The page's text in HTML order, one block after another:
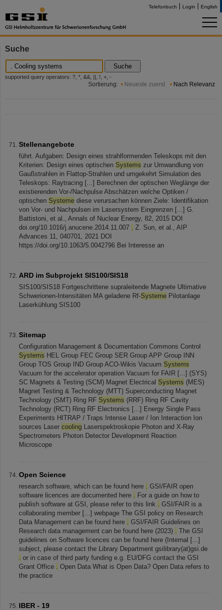
Telefonbuch Login English
Suche
Suche
supported query operators: ?, *, &&, ||, !, +, -
Sortierung: Neueste zuerst Nach Relevanz
Stellenangebote
führt. Aufgaben: Design eines strahlformenden Teleskops mit den
Kriterien: Design eines optischen Systems zur Umwandlung von
Gaußstrahlen in Flattop-Strahlen und umgekehrt Simulation des
Teleskops: Raytracing [...] Berechnen der optischen Weglänge der
existierenden Vor-/Nachpulse Abschätzen welche Optiken /
optischen Systeme diese verursachen können Ziele: Identifikation
von Vor- und Nachpulsen im Lasersystem Eingrenzen [...] G.
Battistoni, et al., Annals of Nuclear Energy, 82, 2015 DOI
doi.org/10.1016/j.anucene.2014.11.007 . Z. Sun, et al., AIP
Advances 11, 040701, 2021 DOI
https://doi.org/10.1063/5.0042796 Bei Interesse an
ARD im Subprojekt SIS100/SIS18
SIS100/SIS18 Fortgeschrittene supraleitende Magnete Ultimative
Schwerionen-Intensitäten MA geladene Rf-Systeme Pilotanlage
Laserkühlung SIS100
Sitemap
Configuration Management & Documentation Commons Control
Systems HEL Group FEC Group SER Group APP Group INN
Group TOS Group IND Group ACO-Wikis Vacuum Systems
Vacuum for the accelerator operation Vacuum for FAIR [...] (SYS)
SC Magnets & Testing (SCM) Magnet Electrical Systems (MES)
Magnet Testing & Technology (MTT) Superconducting Magnet
Technology (SMT) Ring RF Systems (RRF) Ring RF Cavity
Technology (RCT) Ring RF Electronics [...] Energy Single Pass
Experiments HITRAP / Traps Intense Laser / Ion Interaction Ion
sources Laser cooling Laserspektroskopie Photon and X-Ray
Spectrometers Photon Detector Development Reaction
Microscope
Open Science
research software, which can be found here . GSI/FAIR open
software licences are documented here . For a guide on how to
publish software at GSI, please refer to this link . GSI/FAIR is a
collaborating member [...] webpage The GSI policy on Research
Data Management can be found here . GSI/FAIR Guidelines on
Research data management can be found here (2023) . The GSI
guidelines on Software licences can be found here (Internal [...]
subject, please contact the Library Department gsilibrary(at)gsi.de
. or in case of third party funding e.g. EU/DFG contact the GSI
Grant Office . Open Data What is Open Data? Open Data refers to
the practice
IBER - 19